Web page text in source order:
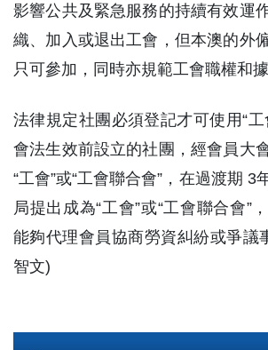
影響公共及緊急服務的持續有效運
織、加入或退出工會，但本澳的外
只可參加，同時亦規範工會職權和據
法律規定社團必須登記才可使用“
會法生效前設立的社團，經會員大
“工會”或“工會聯合會”，在過渡期 3
局提出成為“工會”或“工會聯合會”
能夠代理會員協商勞資糾紛或爭議
智文)